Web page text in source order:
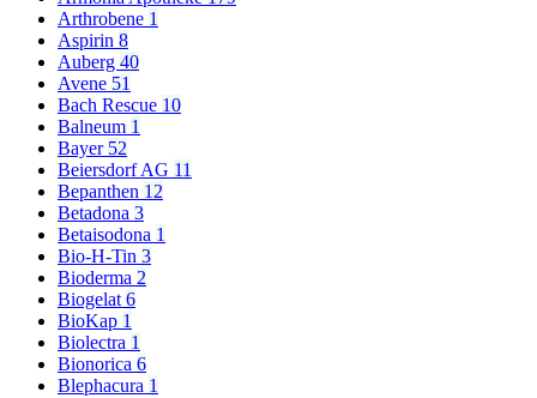
Arthrobene 1
Aspirin 8
Auberg 40
Avene 51
Bach Rescue 10
Balneum 1
Bayer 52
Beiersdorf AG 11
Bepanthen 12
Betadona 3
Betaisodona 1
Bio-H-Tin 3
Bioderma 2
Biogelat 6
BioKap 1
Biolectra 1
Bionorica 6
Blephacura 1